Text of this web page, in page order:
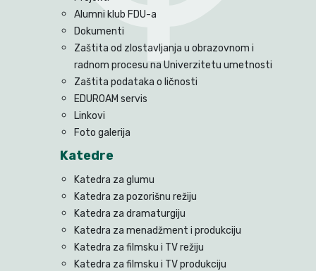
Alumni klub FDU-a
Dokumenti
Zaštita od zlostavljanja u obrazovnom i
radnom procesu na Univerzitetu umetnosti
Zaštita podataka o ličnosti
EDUROAM servis
Linkovi
Foto galerija
Katedre
Katedra za glumu
Katedra za pozorišnu režiju
Katedra za dramaturgiju
Katedra za menadžment i produkciju
Katedra za filmsku i TV režiju
Katedra za filmsku i TV produkciju